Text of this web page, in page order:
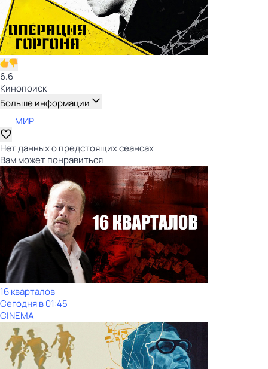
6.6
Кинопоиск
Больше информации
МИР
Нет данных о предстоящих сеансах
Вам может понравиться
16 кварталов
Сегодня в 01:45
CINEMA